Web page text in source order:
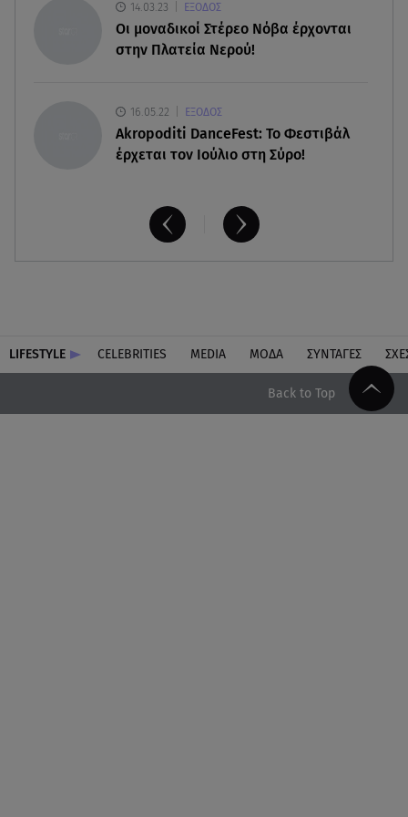
σπίτι τους στην Τήνο
14.03.23 ΕΞΟΔΟΣ
Οι μοναδικοί Στέρεο Νόβα έρχονται
στην Πλατεία Νερού!
16.05.22 ΕΞΟΔΟΣ
Akropoditi DanceFest: Το Φεστιβάλ
έρχεται τον Ιούλιο στη Σύρο!
LIFESTYLE CELEBRITIES MEDIA ΜΟΔΑ ΣΥΝΤΑΓΕΣ
Back to Top